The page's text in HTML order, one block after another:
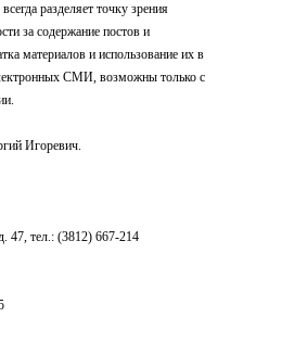
разделяет точку зрения
за содержание постов и
материалов и использование их в
СМИ, возможны только с
Игоревич.
47, тел.: (3812) 667-214